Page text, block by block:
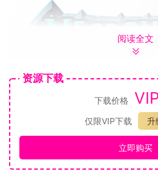
那些亡灵学院的讲师们根本不能理解
进行多年的训练了……为什么不直接
笔交易呢？选择一名特别的指挥官，
服利弗莫尔联盟，然后帮助魔君取回
阅读全文
资源下载
下载价格 VIP
仅限VIP下载
升
立即购买